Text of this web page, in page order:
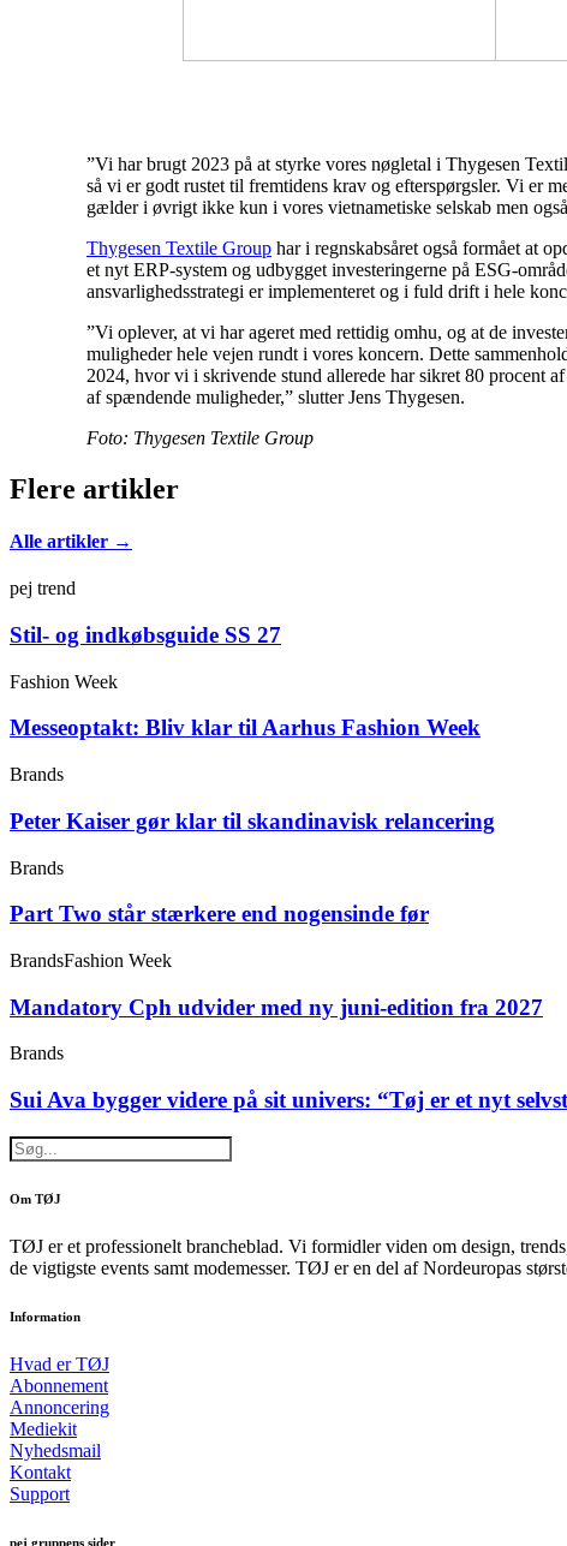
”Vi har brugt 2023 på at styrke vores nøgletal i Thygesen
så vi er godt rustet til fremtidens krav og efterspørgsler. Vi er
gælder i øvrigt ikke kun i vores vietnametiske selskab men
Thygesen Textile Group har i regnskabsåret også formået at
et nyt ERP-system og udbygget investeringerne på ESG-
ansvarlighedsstrategi er implementeret og i fuld drift i hele
”Vi oplever, at vi har ageret med rettidig omhu, og at de
muligheder hele vejen rundt i vores koncern. Dette
2024, hvor vi i skrivende stund allerede har sikret 80 procent
af spændende muligheder,” slutter Jens Thygesen.
Foto: Thygesen Textile Group
Flere artikler
Alle artikler →
pej trend
Stil- og indkøbsguide SS 27
Fashion Week
Messeoptakt: Bliv klar til Aarhus Fashion Week
Brands
Peter Kaiser gør klar til skandinavisk relancering
Brands
Part Two står stærkere end nogensinde før
BrandsFashion Week
Mandatory Cph udvider med ny juni-edition fra 2027
Brands
Sui Ava bygger videre på sit univers: “Tøj er et nyt
Om TØJ
TØJ er et professionelt brancheblad. Vi formidler viden om design,
de vigtigste events samt modemesser. TØJ er en del af Nordeuropas
Information
Hvad er TØJ
Abonnement
Annoncering
Mediekit
Nyhedsmail
Kontakt
Support
pej gruppens sider